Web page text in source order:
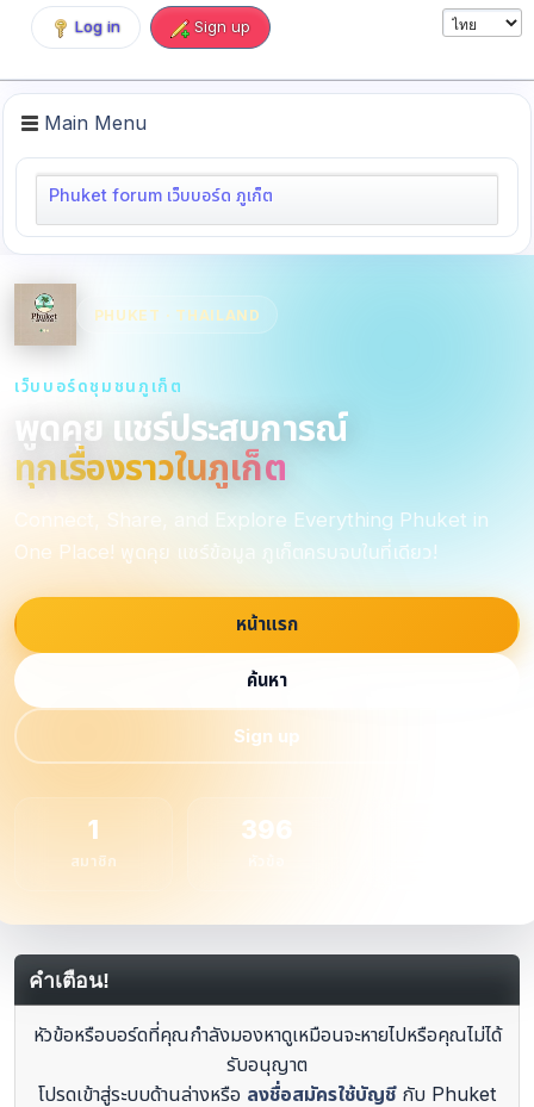
Log in Sign up
Main Menu
Phuket forum เว็บบอร์ด ภูเก็ต
PHUKET · THAILAND
เว็บบอร์ดชุมชนภูเก็ต
พูดคุย แชร์ประสบการณ์
ทุกเรื่องราวในภูเก็ต
Connect, Share, and Explore Everything Phuket in
One Place! พูดคุย แชร์ข้อมูล ภูเก็ตครบจบในที่เดียว!
หน้าแรก
ค้นหา
Sign up
1
สมาชิก
396
คำเตือน!
หัวข้อหรือบอร์ดที่คุณกำลังมองหาดูเหมือนจะหายไปหรือคุณไม่ได้
รับอนุญาต
โปรดเข้าสู่ระบบด้านล่างหรือ ลงชื่อสมัครใช้บัญชีกับ Phuket